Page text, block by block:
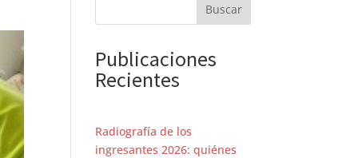
Buscar
Publicaciones
Recientes
Radiografía de los
ingresantes 2026: quiénes